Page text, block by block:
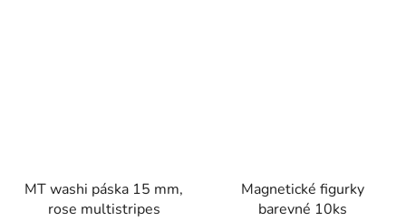
MT washi páska 15 mm,
rose multistripes
Magnetické figurky
barevné 10ks